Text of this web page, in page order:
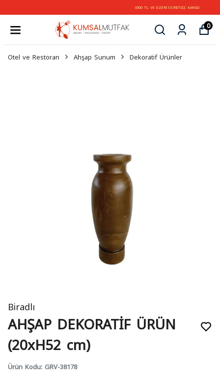
3500 TL VE ÜZERİ ÜCRETSİZ KARGO
0
Otel ve Restoran Ahşap Sunum Dekoratif Ürünler
Biradlı
AHŞAP DEKORATİF ÜRÜN
(20xH52 cm)
Ürün Kodu: GRV-38178